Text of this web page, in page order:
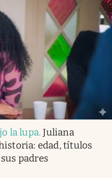
la lupa.Juliana
edad, títulos
padres